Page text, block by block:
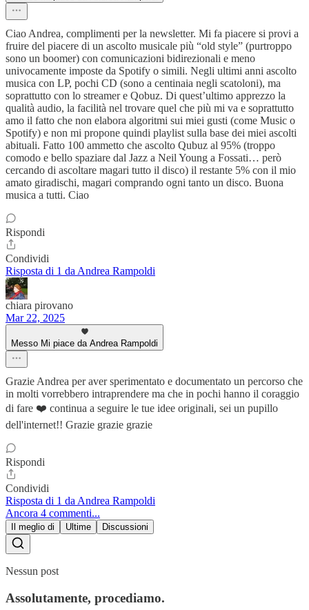
Ciao Andrea, complimenti per la newsletter. Mi fa piacere si provi a
fruire del piacere di un ascolto musicale più “old style” (purtroppo
sono un boomer) con comunicazioni bidirezionali e meno
univocamente imposte da Spotify o simili. Negli ultimi anni ascolto
musica con LP, pochi CD (sono a centinaia negli scatoloni), ma
soprattutto con lo streamer e Qobuz. Di quest’ultimo apprezzo la
qualità audio, la facilità nel trovare quel che più mi va e soprattutto
amo il fatto che non elabora algoritmi sui miei gusti (come Music o
Spotify) e non mi propone quindi playlist sulla base dei miei ascolti
abituali. Fatto 100 ammetto che ascolto Qubuz al 95% (troppo
comodo e bello spaziare dal Jazz a Neil Young a Fossati… però
cercando di ascoltare magari tutto il disco) il restante 5% con il mio
amato giradischi, magari comprando ogni tanto un disco. Buona
musica a tutti. Ciao
Rispondi
Condividi
Risposta di 1 da Andrea Rampoldi
chiara pirovano
Mar 22, 2025
Messo Mi piace da Andrea Rampoldi
Grazie Andrea per aver sperimentato e documentato un percorso che
in molti vorrebbero intraprendere ma che in pochi hanno il coraggio
di fare ❤️ continua a seguire le tue idee originali, sei un pupillo
dell'internet!! Grazie grazie grazie
Rispondi
Condividi
Risposta di 1 da Andrea Rampoldi
Ancora 4 commenti...
Il meglio di Ultime Discussioni
Nessun post
Assolutamente, procediamo.